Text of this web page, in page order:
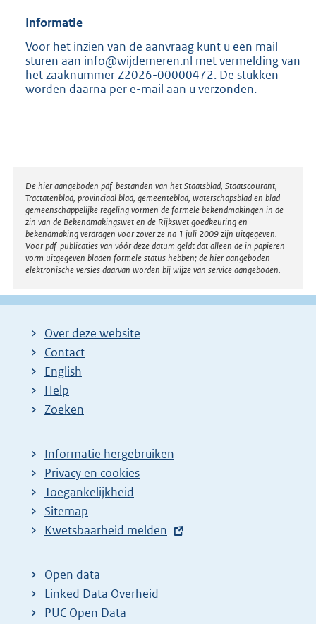
Informatie
Voor het inzien van de aanvraag kunt u een mail
sturen aan info@wijdemeren.nl met vermelding van
het zaaknummer Z2026-00000472. De stukken
worden daarna per e-mail aan u verzonden.
Disclaimer
De hier aangeboden pdf-bestanden van het Staatsblad, Staatscourant,
Tractatenblad, provinciaal blad, gemeenteblad, waterschapsblad en blad
gemeenschappelijke regeling vormen de formele bekendmakingen in de
zin van de Bekendmakingswet en de Rijkswet goedkeuring en
bekendmaking verdragen voor zover ze na 1 juli 2009 zijn uitgegeven.
Voor pdf-publicaties van vóór deze datum geldt dat alleen de in papieren
vorm uitgegeven bladen formele status hebben; de hier aangeboden
elektronische versies daarvan worden bij wijze van service aangeboden.
Over deze website
Contact
English
Help
Zoeken
Informatie hergebruiken
Privacy en cookies
Toegankelijkheid
Sitemap
E
t
e
r
Kwetsbaarheid melden
Open data
Linked Data Overheid
PUC Open Data